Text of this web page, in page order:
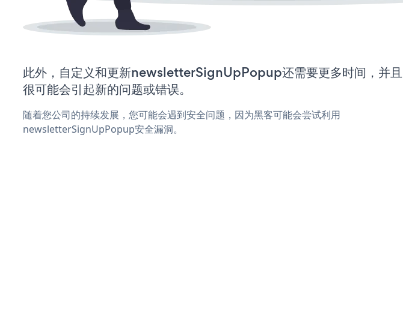
此外，自定义和更新newsletterSignUpPopup还需要更多时间，并且
很可能会引起新的问题或错误。
随着您公司的持续发展，您可能会遇到安全问题，因为黑客可能会尝试利用
newsletterSignUpPopup安全漏洞。